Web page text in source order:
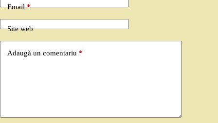
Email*
Site web
Adaugă un comentariu *